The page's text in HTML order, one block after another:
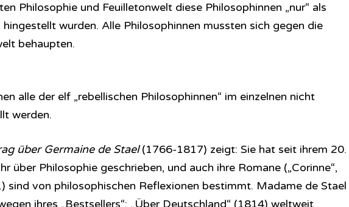
Philosophie und Feuilletonwelt diese Philosophinnen „nur“ als
hingestellt wurden. Alle Philosophinnen mussten sich gegen die
behaupten.
alle der elf „rebellischen Philosophinnen“ im einzelnen nicht
werden.
über Germaine de Stael(1766-1817) zeigt: Sie hat seit ihrem 20.
über Philosophie geschrieben, und auch ihre Romane („Corinne“,
sind von philosophischen Reflexionen bestimmt. Madame de Stael
ihres „Bestsellers“: „Über Deutschland“ (1814) weltweit